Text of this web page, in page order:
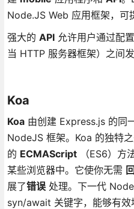
Node.JS Web 应用框架，可
强大的 API允许用户通过配
当 HTTP 服务器框架）之间
Koa
Koa由创建 Express.js 的同
NodeJS 框架。Koa 的独特
的 ECMAScript（ES6）方
某些浏览器中。它使你无需
展了错误处理。下一代
syn/await 关键字，能够有效